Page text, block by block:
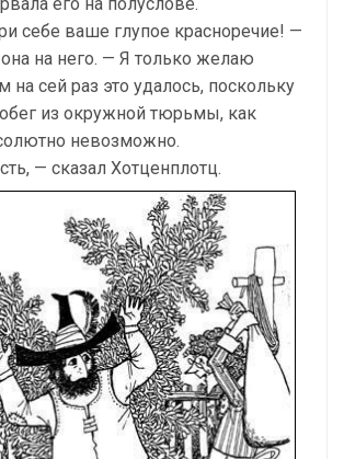
себе ваше глупое красноречие! —
на него. — Я только желаю
на сей раз это удалось, поскольку
из окружной тюрьмы, как
невозможно.
— сказал Хотценплотц.